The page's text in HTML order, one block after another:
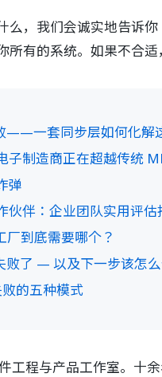
么，我们会诚实地告诉
有的系统。如果不合适
——一套同步层如何化解
子制造商正在超越传统
弹
伙伴：企业团队实用评估
厂到底需要哪个？
败了 — 以及下一步该怎
的五种模式
程与产品工作室。十余